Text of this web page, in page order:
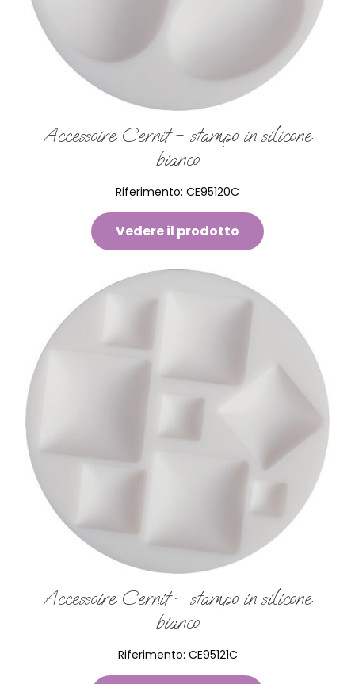
Accessoire Cernit – stampo in silicone
bianco
Riferimento: CE95120C
Vedere il prodotto
Accessoire Cernit – stampo in silicone
bianco
Riferimento: CE95121C